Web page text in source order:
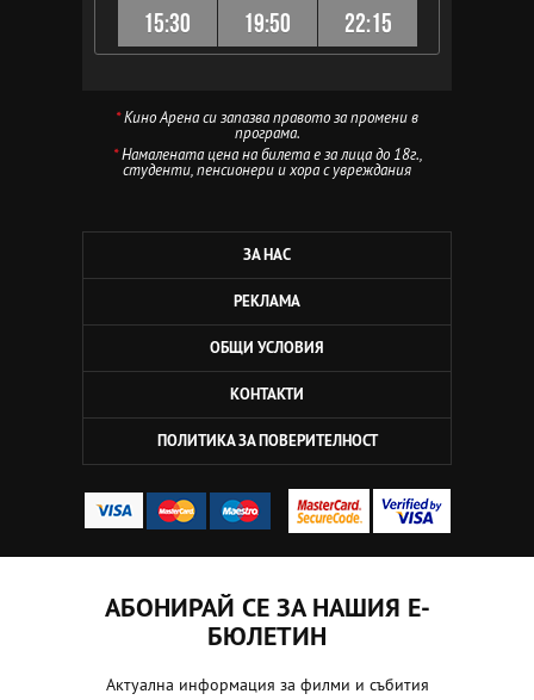
15:30 19:50 22:15
*Кино Арена си запазва правото за промени в
програма.
*Намалената цена на билета е за лица до 18г.,
студенти, пенсионери и хора с увреждания
ЗА НАС
РЕКЛАМА
ОБЩИ УСЛОВИЯ
КОНТАКТИ
ПОЛИТИКА ЗА ПОВЕРИТЕЛНОСТ
АБОНИРАЙ СЕ ЗА НАШИЯ Е-
БЮЛЕТИН
Актуална информация за филми и събития